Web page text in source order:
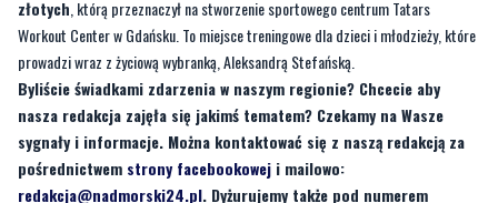
Byliście świadkami zdarzenia w naszym regionie? Chcecie aby
nasza redakcja zajęła się jakimś tematem? Czekamy na Wasze
sygnały i informacje. Można kontaktować się z naszą redakcją za
pośrednictwemstrony facebookoweji mailowo:
redakcja@nadmorski24.pl. Dyżurujemy także pod numerem
telefonu 729 715 670.